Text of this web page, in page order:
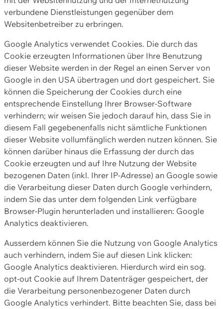
verbundene Dienstleistungen gegenüber dem
Websitenbetreiber zu erbringen.
Google Analytics verwendet Cookies. Die durch das
Cookie erzeugten Informationen über Ihre Benutzung
dieser Website werden in der Regel an einen Server von
Google in den USA übertragen und dort gespeichert. Sie
können die Speicherung der Cookies durch eine
entsprechende Einstellung Ihrer Browser-Software
verhindern; wir weisen Sie jedoch darauf hin, dass Sie in
diesem Fall gegebenenfalls nicht sämtliche Funktionen
dieser Website vollumfänglich werden nutzen können. Sie
können darüber hinaus die Erfassung der durch das
Cookie erzeugten und auf Ihre Nutzung der Website
bezogenen Daten (inkl. Ihrer IP-Adresse) an Google sowie
die Verarbeitung dieser Daten durch Google verhindern,
indem Sie das unter dem folgenden Link verfügbare
Browser-Plugin herunterladen und installieren: Google
Analytics deaktivieren.
Ausserdem können Sie die Nutzung von Google Analytics
auch verhindern, indem Sie auf diesen Link klicken:
Google Analytics deaktivieren. Hierdurch wird ein sog.
opt-out Cookie auf Ihrem Datenträger gespeichert, der
die Verarbeitung personenbezogener Daten durch
Google Analytics verhindert. Bitte beachten Sie, dass bei